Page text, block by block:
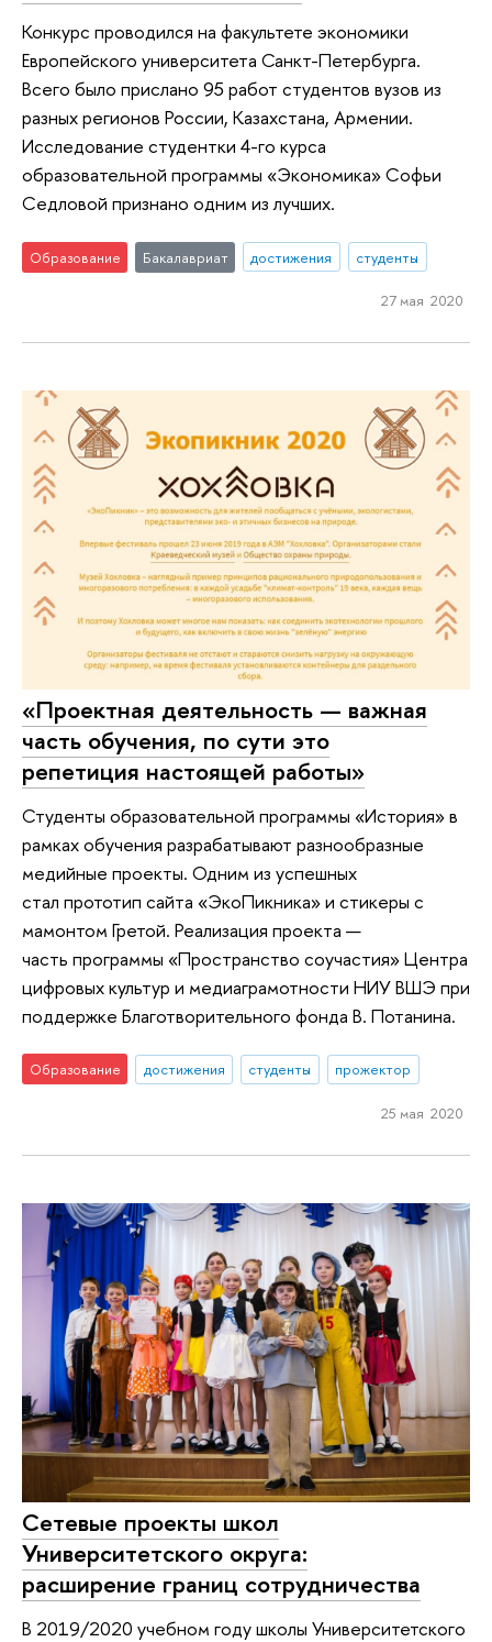
Конкурс проводился на факультете экономики
Европейского университета Санкт-Петербурга.
Всего было прислано 95 работ студентов вузов из
разных регионов России, Казахстана, Армении.
Исследование студентки 4-го курса
образовательной программы «Экономика» Софьи
Седловой признано одним из лучших.
Образование Бакалавриат достижения студенты
27 мая 2020
«Проектная деятельность — важная
часть обучения, по сути это
репетиция настоящей работы»
Студенты образовательной программы «История» в
рамках обучения разрабатывают разнообразные
медийные проекты. Одним из успешных
стал прототип сайта «ЭкоПикника» и стикеры с
мамонтом Гретой. Реализация проекта —
часть программы «Пространство соучастия» Центра
цифровых культур и медиаграмотности НИУ ВШЭ при
поддержке Благотворительного фонда В. Потанина.
Образование достижения студенты прожектор
25 мая 2020
Сетевые проекты школ
Университетского округа:
расширение границ сотрудничества
В 2019/2020 учебном году школы Университетского